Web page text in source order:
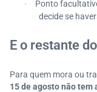
·
Ponto
decide se
E o restante
Para quem mora ou
15 de agosto não